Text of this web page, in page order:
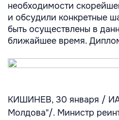
необходимости
и обсудили конкретные
быть осуществлены в
ближайшее время.
КИШИНЕВ, 30 января /
Молдова"/. Министр